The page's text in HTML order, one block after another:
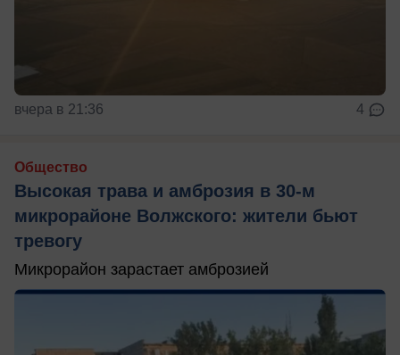
вчера в 21:36 4
Общество
Высокая трава и амброзия в 30‑м
микрорайоне Волжского: жители бьют
тревогу
Микрорайон зарастает амброзией